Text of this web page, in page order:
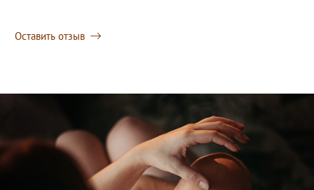
Оставить отзыв